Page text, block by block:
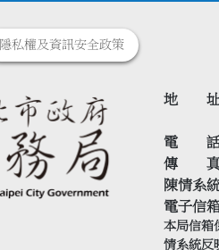
隱私權及資訊安全政策
地
電
傳
陳情系
電子信
本局信箱
情系統反